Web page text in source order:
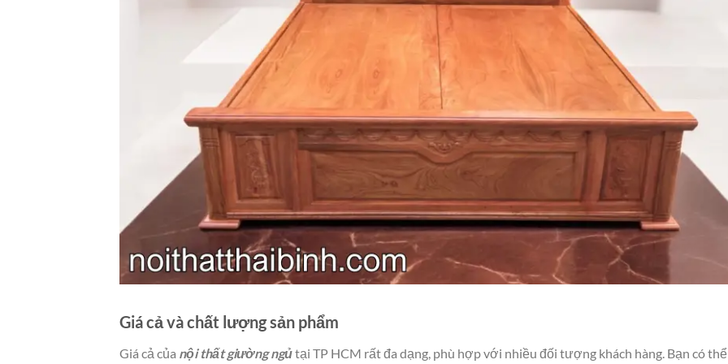
Giá cả và chất lượng sản phẩm
Giá cả của nội thất giường ngủtại TP HCM rất đa dạng, phù hợp với nhiều đối tượng khách hàng. Bạn có